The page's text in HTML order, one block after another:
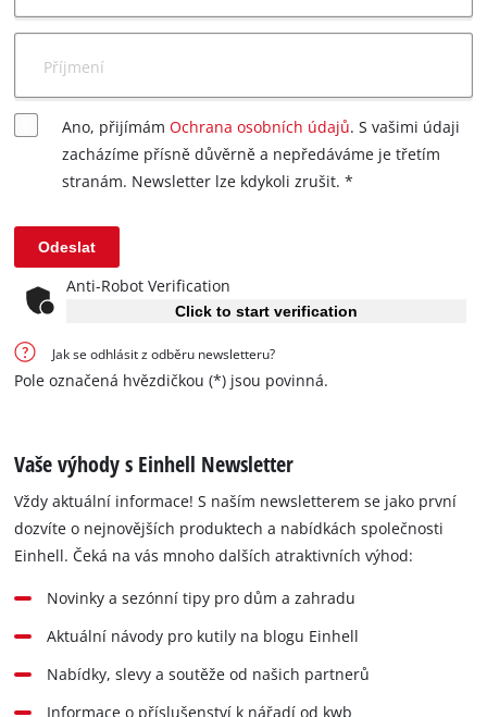
Příjmení
Ano, přijímámOchrana osobních údajů. S vašimi údaji
zacházíme přísně důvěrně a nepředáváme je třetím
stranám. Newsletter lze kdykoli zrušit. *
Odeslat
Anti-Robot Verification
Click to start verification
Jak se odhlásit z odběru newsletteru?
Pole označená hvězdičkou (*) jsou povinná.
Vaše výhody s Einhell Newsletter
Vždy aktuální informace! S naším newsletterem se jako první
dozvíte o nejnovějších produktech a nabídkách společnosti
Einhell. Čeká na vás mnoho dalších atraktivních výhod:
Novinky a sezónní tipy pro dům a zahradu
Aktuální návody pro kutily na blogu Einhell
Nabídky, slevy a soutěže od našich partnerů
Informace o příslušenství k nářadí od kwb